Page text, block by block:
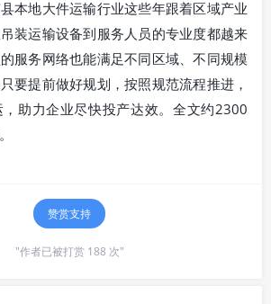
本地大件运输行业这些年跟着区域产业
装运输设备到服务人员的专业度都越来
服务网络也能满足不同区域、不同规模
要提前做好规划，按照规范流程推进，
助力企业尽快投产达效。全文约2300
赞赏支持
"作者已被打赏 188 次"